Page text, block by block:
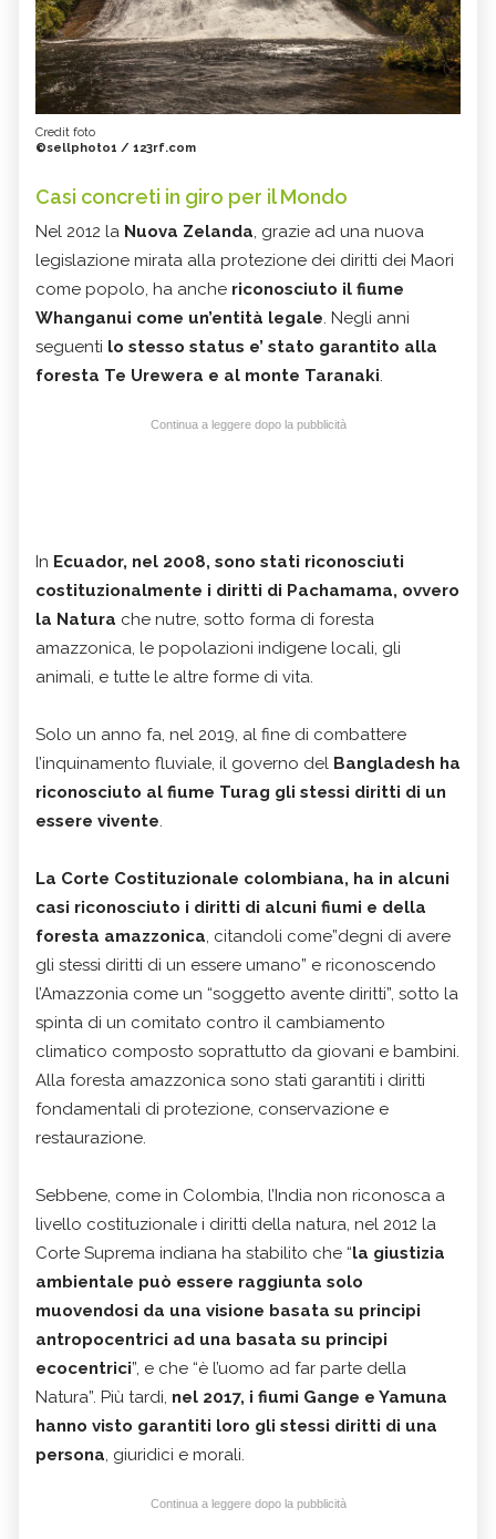
Credit foto
©sellphoto1 / 123rf.com
Casi concreti in giro per il Mondo
Nel 2012 la Nuova Zelanda, grazie ad una nuova
legislazione mirata alla protezione dei diritti dei Maori
come popolo, ha anche riconosciuto il fiume
Whanganui come un’entità legale. Negli anni
seguenti lo stesso status e’ stato garantito alla
foresta Te Urewera e al monte Taranaki.
Continua a leggere dopo la pubblicità
In Ecuador, nel 2008, sono stati riconosciuti
costituzionalmente i diritti di Pachamama, ovvero
la Natura che nutre, sotto forma di foresta
amazzonica, le popolazioni indigene locali, gli
animali, e tutte le altre forme di vita.
Solo un anno fa, nel 2019, al fine di combattere
l’inquinamento fluviale, il governo del Bangladesh ha
riconosciuto al fiume Turag gli stessi diritti di un
essere vivente.
La Corte Costituzionale colombiana, ha in alcuni
casi riconosciuto i diritti di alcuni fiumi e della
foresta amazzonica, citandoli come”degni di avere
gli stessi diritti di un essere umano” e riconoscendo
l’Amazzonia come un “soggetto avente diritti”, sotto la
spinta di un comitato contro il cambiamento
climatico composto soprattutto da giovani e bambini.
Alla foresta amazzonica sono stati garantiti i diritti
fondamentali di protezione, conservazione e
restaurazione.
Sebbene, come in Colombia, l’India non riconosca a
livello costituzionale i diritti della natura, nel 2012 la
Corte Suprema indiana ha stabilito che “la giustizia
ambientale può essere raggiunta solo
muovendosi da una visione basata su principi
antropocentrici ad una basata su principi
ecocentrici”, e che “è l’uomo ad far parte della
Natura”. Più tardi, nel 2017, i fiumi Gange e Yamuna
hanno visto garantiti loro gli stessi diritti di una
persona, giuridici e morali.
Continua a leggere dopo la pubblicità